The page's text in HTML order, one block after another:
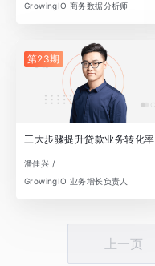
GrowingIO 商务数据分析师
第23期
三大步骤提升贷款业务转化率
潘佳兴 /
GrowingIO 业务增长负责人
上一页